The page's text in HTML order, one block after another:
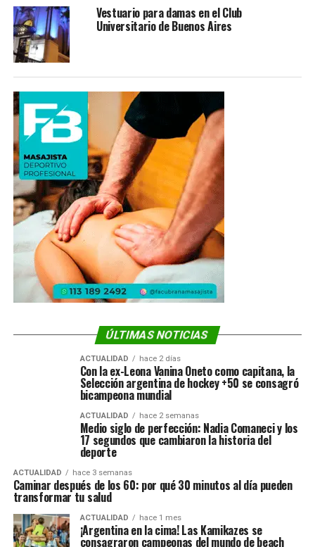
Vestuario para damas en el Club
Universitario de Buenos Aires
ÚLTIMAS NOTICIAS
ACTUALIDAD hace 2 días
Con la ex-Leona Vanina Oneto como capitana, la
Selección argentina de hockey +50 se consagró
bicampeona mundial
ACTUALIDAD hace 2 semanas
Medio siglo de perfección: Nadia Comaneci y los
17 segundos que cambiaron la historia del
deporte
ACTUALIDAD hace 3 semanas
Caminar después de los 60: por qué 30 minutos al día pueden
transformar tu salud
ACTUALIDAD hace 1 mes
¡Argentina en la cima! Las Kamikazes se
consagraron campeonas del mundo de beach